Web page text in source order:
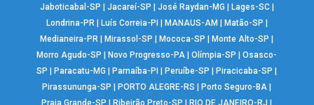
Jaboticabal-SP
Jacareí-SP José Raydan-MG Lages-SC|
Londrina-PR| Luís Correia-PI MANAUS-AM Matão-SP
Medianeira-PR
Mirassol-SP Mococa-SP Monte Alto-SP
Morro Agudo-SP
Novo Progresso-PA |Olímpia-SP |Osasco-
SP
Paracatu-MG Parnaíba-PI Peruíbe-SP Piracicaba-SP
Pirassununga-SP
PORTO ALEGRE-RS Porto Seguro-BA